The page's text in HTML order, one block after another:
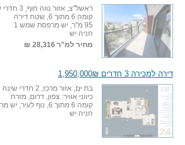
ראשל"צ, אזור נווה חוף, 3 חדרי שינה + סלון
קומה 6 מתוך 6, שטח דירה
95 מ"ר, יש מרפסת שמש 1
חניה יש
מחיר למ"ר 28,316 ₪
דירה למכירה 3 חדרים 1,950,000₪
בת ים, אזור מרכז, 2 חדרי שינה + סלון
כיווני אוויר: צפון, דרום, מזרח
קומה 6 מתוך 6, נוף לעיר, יש מרפסת שמש 1
חניה יש